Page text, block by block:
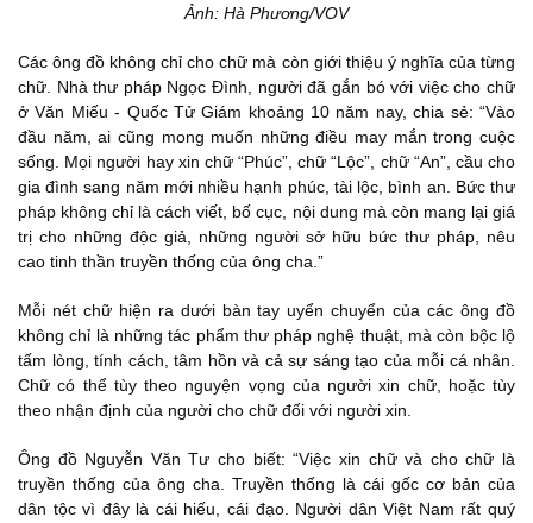
Ảnh: Hà Phương/VOV
Các ông đồ không chỉ cho chữ mà còn giới thiệu ý nghĩa của từng
chữ. Nhà thư pháp Ngọc Đình, người đã gắn bó với việc cho chữ
ở Văn Miếu - Quốc Tử Giám khoảng 10 năm nay, chia sẻ: “Vào
đầu năm, ai cũng mong muốn những điều may mắn trong cuộc
sống. Mọi người hay xin chữ “Phúc”, chữ “Lộc”, chữ “An”, cầu cho
gia đình sang năm mới nhiều hạnh phúc, tài lộc, bình an. Bức thư
pháp không chỉ là cách viết, bố cục, nội dung mà còn mang lại giá
trị cho những độc giả, những người sở hữu bức thư pháp, nêu
cao tinh thần truyền thống của ông cha.”
Mỗi nét chữ hiện ra dưới bàn tay uyển chuyển của các ông đồ
không chỉ là những tác phẩm thư pháp nghệ thuật, mà còn bộc lộ
tấm lòng, tính cách, tâm hồn và cả sự sáng tạo của mỗi cá nhân.
Chữ có thể tùy theo nguyện vọng của người xin chữ, hoặc tùy
theo nhận định của người cho chữ đối với người xin.
Ông đồ Nguyễn Văn Tư cho biết: “Việc xin chữ và cho chữ là
truyền thống của ông cha. Truyền thống là cái gốc cơ bản của
dân tộc vì đây là cái hiếu, cái đạo. Người dân Việt Nam rất quý